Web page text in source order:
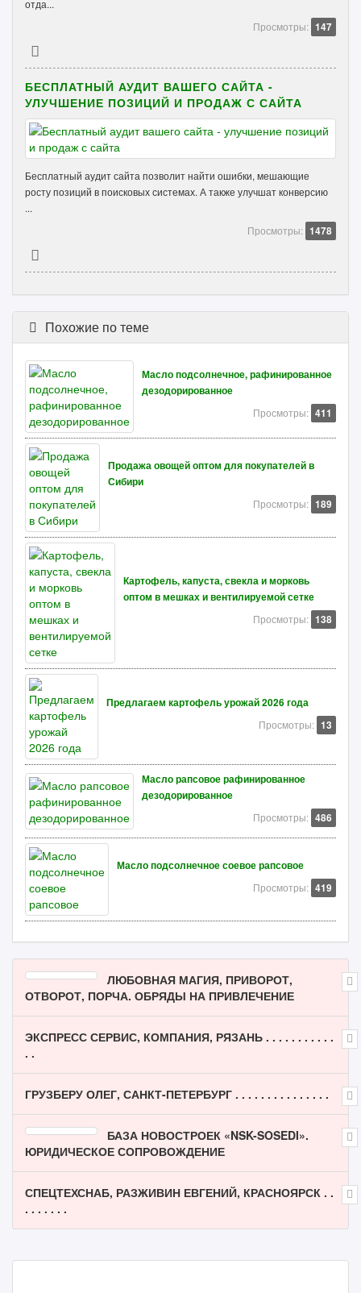
отда...
Просмотры: 147
БЕСПЛАТНЫЙ АУДИТ ВАШЕГО САЙТА -
УЛУЧШЕНИЕ ПОЗИЦИЙ И ПРОДАЖ С САЙТА
Бесплатный аудит сайта позволит найти ошибки, мешающие
росту позиций в поисковых системах. А также улучшат конверсию
...
Просмотры: 1478
Похожие по теме
Масло подсолнечное, рафинированное
дезодорированное
Просмотры: 411
Продажа овощей оптом для покупателей в
Сибири
Просмотры: 189
Картофель, капуста, свекла и морковь
оптом в мешках и вентилируемой сетке
Просмотры: 138
Предлагаем картофель урожай 2026 года
Просмотры: 13
Масло рапсовое рафинированное
дезодорированное
Просмотры: 486
Масло подсолнечное соевое рапсовое
Просмотры: 419
ЛЮБОВНАЯ МАГИЯ, ПРИВОРОТ,
ОТВОРОТ, ПОРЧА. ОБРЯДЫ НА ПРИВЛЕЧЕНИЕ
ЭКСПРЕСС СЕРВИС, КОМПАНИЯ, РЯЗАНЬ . . . . . . . . . . .
. .
ГРУЗБЕРУ ОЛЕГ, САНКТ-ПЕТЕРБУРГ . . . . . . . . . . . . . . .
БАЗА НОВОСТРОЕК «NSK-SOSEDI».
ЮРИДИЧЕСКОЕ СОПРОВОЖДЕНИЕ
СПЕЦТЕХСНАБ, РАЗЖИВИН ЕВГЕНИЙ, КРАСНОЯРСК . .
. . . . . . .